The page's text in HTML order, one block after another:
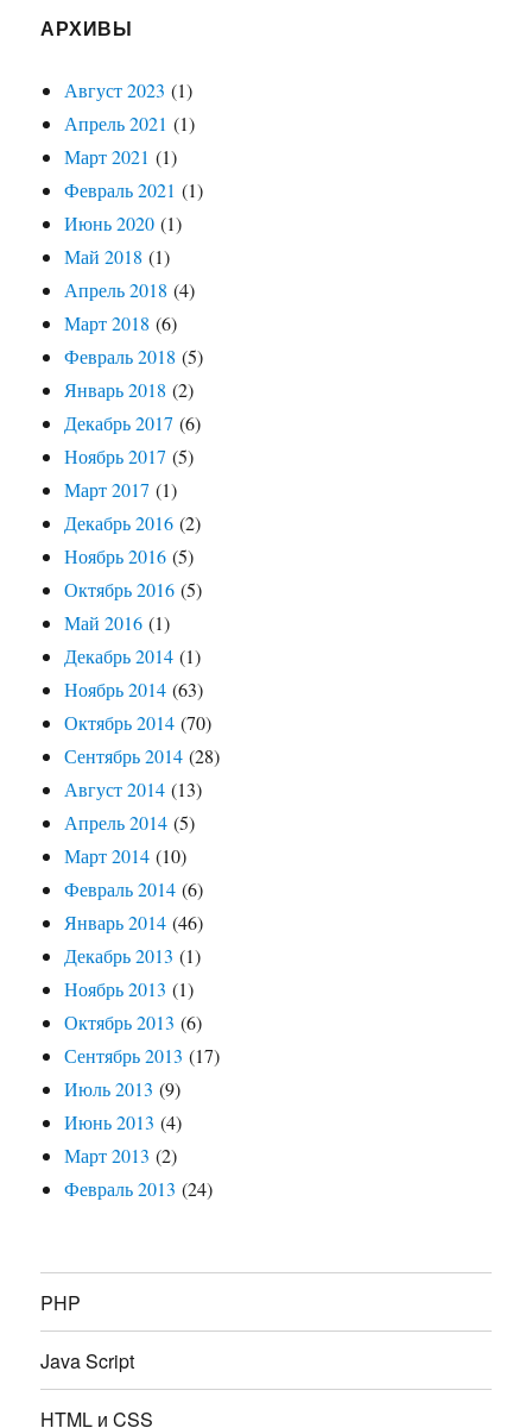
АРХИВЫ
Август 2023 (1)
Апрель 2021 (1)
Март 2021 (1)
Февраль 2021 (1)
Июнь 2020 (1)
Май 2018 (1)
Апрель 2018 (4)
Март 2018 (6)
Февраль 2018 (5)
Январь 2018 (2)
Декабрь 2017 (6)
Ноябрь 2017 (5)
Март 2017 (1)
Декабрь 2016 (2)
Ноябрь 2016 (5)
Октябрь 2016 (5)
Май 2016 (1)
Декабрь 2014 (1)
Ноябрь 2014 (63)
Октябрь 2014 (70)
Сентябрь 2014 (28)
Август 2014 (13)
Апрель 2014 (5)
Март 2014 (10)
Февраль 2014 (6)
Январь 2014 (46)
Декабрь 2013 (1)
Ноябрь 2013 (1)
Октябрь 2013 (6)
Сентябрь 2013 (17)
Июль 2013 (9)
Июнь 2013 (4)
Март 2013 (2)
Февраль 2013 (24)
PHP
Java Script
HTML и CSS